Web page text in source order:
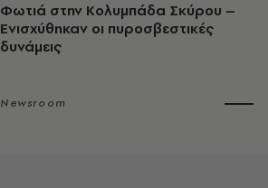
Φωτιά στην Κολυμπάδα Σκύρου –
Ενισχύθηκαν οι πυροσβεστικές
δυνάμεις
Newsroom